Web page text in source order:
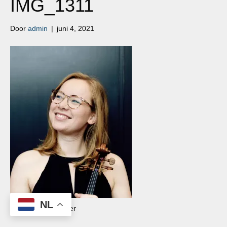
IMG_1311
Door admin | juni 4, 2021
Elisa Karen Tavenier
NL